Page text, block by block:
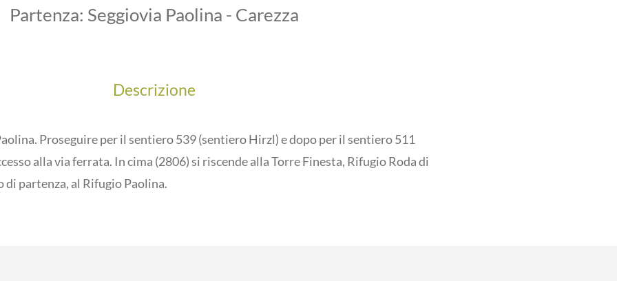
Partenza: Seggiovia Paolina - Carezza
Descrizione
Proseguire per il sentiero 539 (sentiero Hirzl) e dopo per il sentiero 511
alla via ferrata. In cima (2806) si riscende alla Torre Finesta, Rifugio Roda di
di partenza, al Rifugio Paolina.